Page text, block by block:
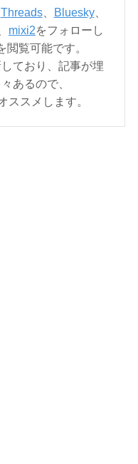
Threads、 Bluesky、
mixi2をフォローし
覧可能です。
ており、記事が埋
あるので、
ススメします。